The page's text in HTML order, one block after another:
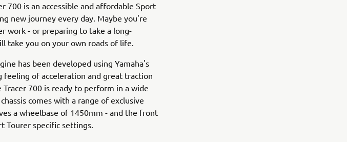
700 is an accessible and affordable Sport
new journey every day. Maybe you're
work - or preparing to take a long-
take you on your own roads of life.
has been developed using Yamaha's
feeling of acceleration and great traction
700 is ready to perform in a wide
comes with a range of exclusive
a wheelbase of 1450mm - and the front
Tourer specific settings.